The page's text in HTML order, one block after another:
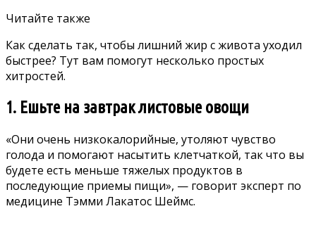
Читайте также
Как сделать так, чтобы лишний жир с живота уходил
быстрее? Тут вам помогут несколько простых
хитростей.
1. Ешьте на завтрак листовые овощи
«Они очень низкокалорийные, утоляют чувство
голода и помогают насытить клетчаткой, так что вы
будете есть меньше тяжелых продуктов в
последующие приемы пищи», — говорит эксперт по
медицине Тэмми Лакатос Шеймс.